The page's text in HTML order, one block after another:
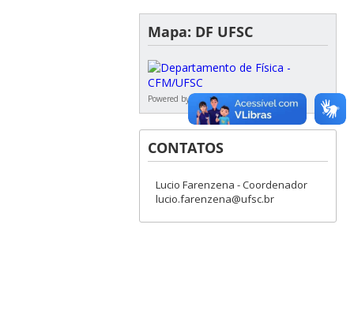
Mapa: DF UFSC
Powered byGoogle Maps Widget
CONTATOS
Lucio Farenzena - Coordenador
lucio.farenzena@ufsc.br